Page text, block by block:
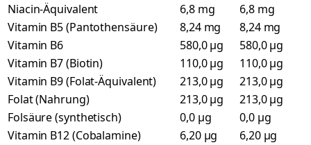
Niacin-Äquivalent
6,8 mg
6,8 mg
Vitamin B5 (Pantothensäure)
8,24 mg
8,24 mg
Vitamin B6
580,0 µg
580,0 µg
Vitamin B7 (Biotin)
110,0 µg
110,0 µg
Vitamin B9 (Folat-Äquivalent)
213,0 µg
213,0 µg
Folat (Nahrung)
213,0 µg
213,0 µg
Folsäure (synthetisch)
0,0 µg
0,0 µg
Vitamin B12 (Cobalamine)
6,20 µg
6,20 µg